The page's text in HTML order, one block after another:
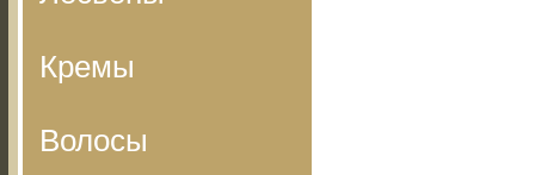
Кремы
Волосы